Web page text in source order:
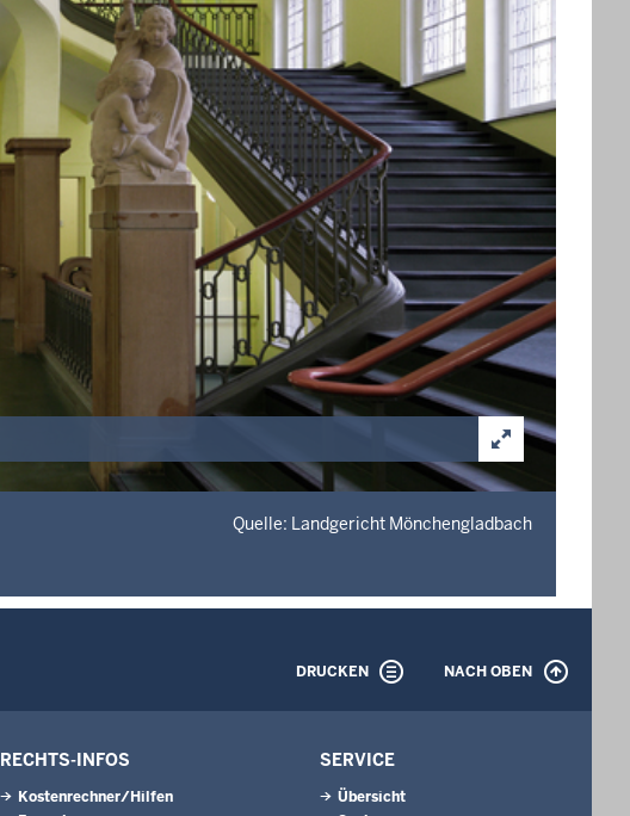
Quelle: Landgericht Mönchengladbach
DRUCKEN NACH OBEN
RECHTS-INFOS
Kostenrechner/Hilfen
SERVICE
Übersicht